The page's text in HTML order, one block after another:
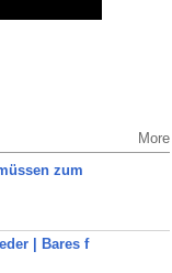
More
zum
| Bares f